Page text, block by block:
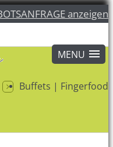
anzeigen
Buffets | Fingerfood